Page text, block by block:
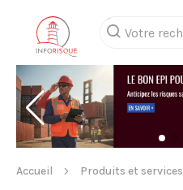
Accueil Produits et services